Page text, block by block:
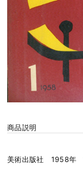
商品説明
美術出版社 1958年